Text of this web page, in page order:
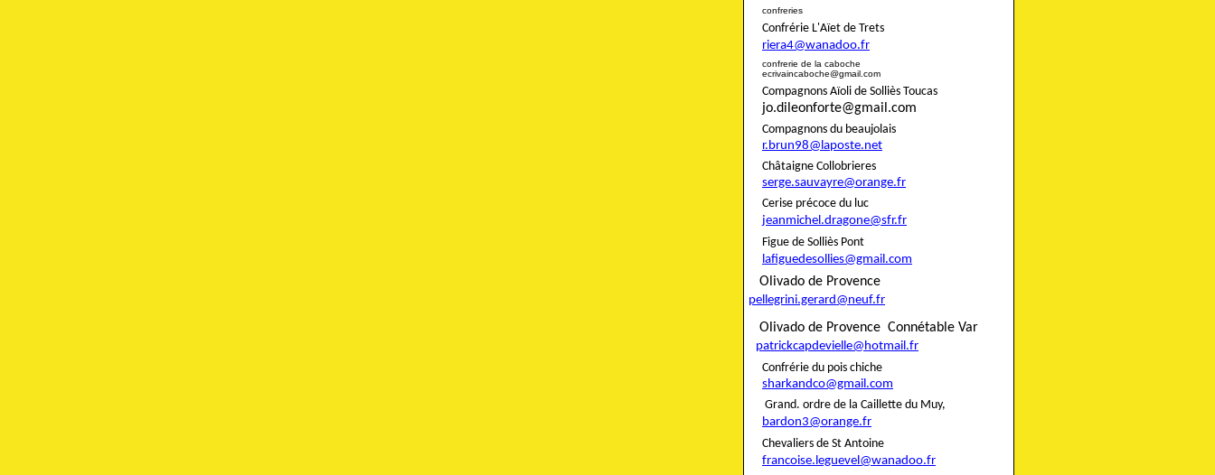
confreries
Confrérie L'Aïet de Trets
riera4@wanadoo.fr
confrerie de la caboche
ecrivaincaboche@gmail.com
Compagnons Aïoli de Solliès Toucas
jo.dileonforte@gmail.com
Compagnons du beaujolais
r.brun98@laposte.net
Châtaigne Collobrieres
serge.sauvayre@orange.fr
Cerise précoce du luc
jeanmichel.dragone@sfr.fr
Figue de Solliès Pont
lafiguedesollies@gmail.com
Olivado de Provence
pellegrini.gerard@neuf.fr
Olivado de Provence Connétable Var
patrickcapdevielle@hotmail.fr
Confrérie du pois chiche
sharkandco@gmail.com
Grand. ordre de la Caillette du Muy,
bardon3@orange.fr
Chevaliers de St Antoine
francoise.leguevel@wanadoo.fr